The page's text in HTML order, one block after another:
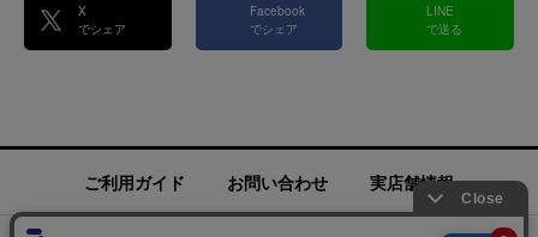
X
でシェア
Facebook
でシェア
LINE
で送る
ご利用ガイド お問い合わせ 実店舗情報